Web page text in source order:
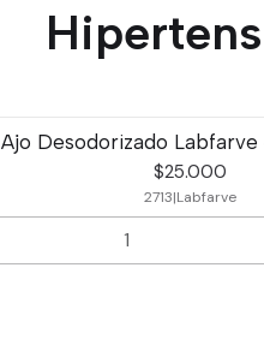
Ajo Desodorizado Labfarve
$25.000
2713|Labfarve